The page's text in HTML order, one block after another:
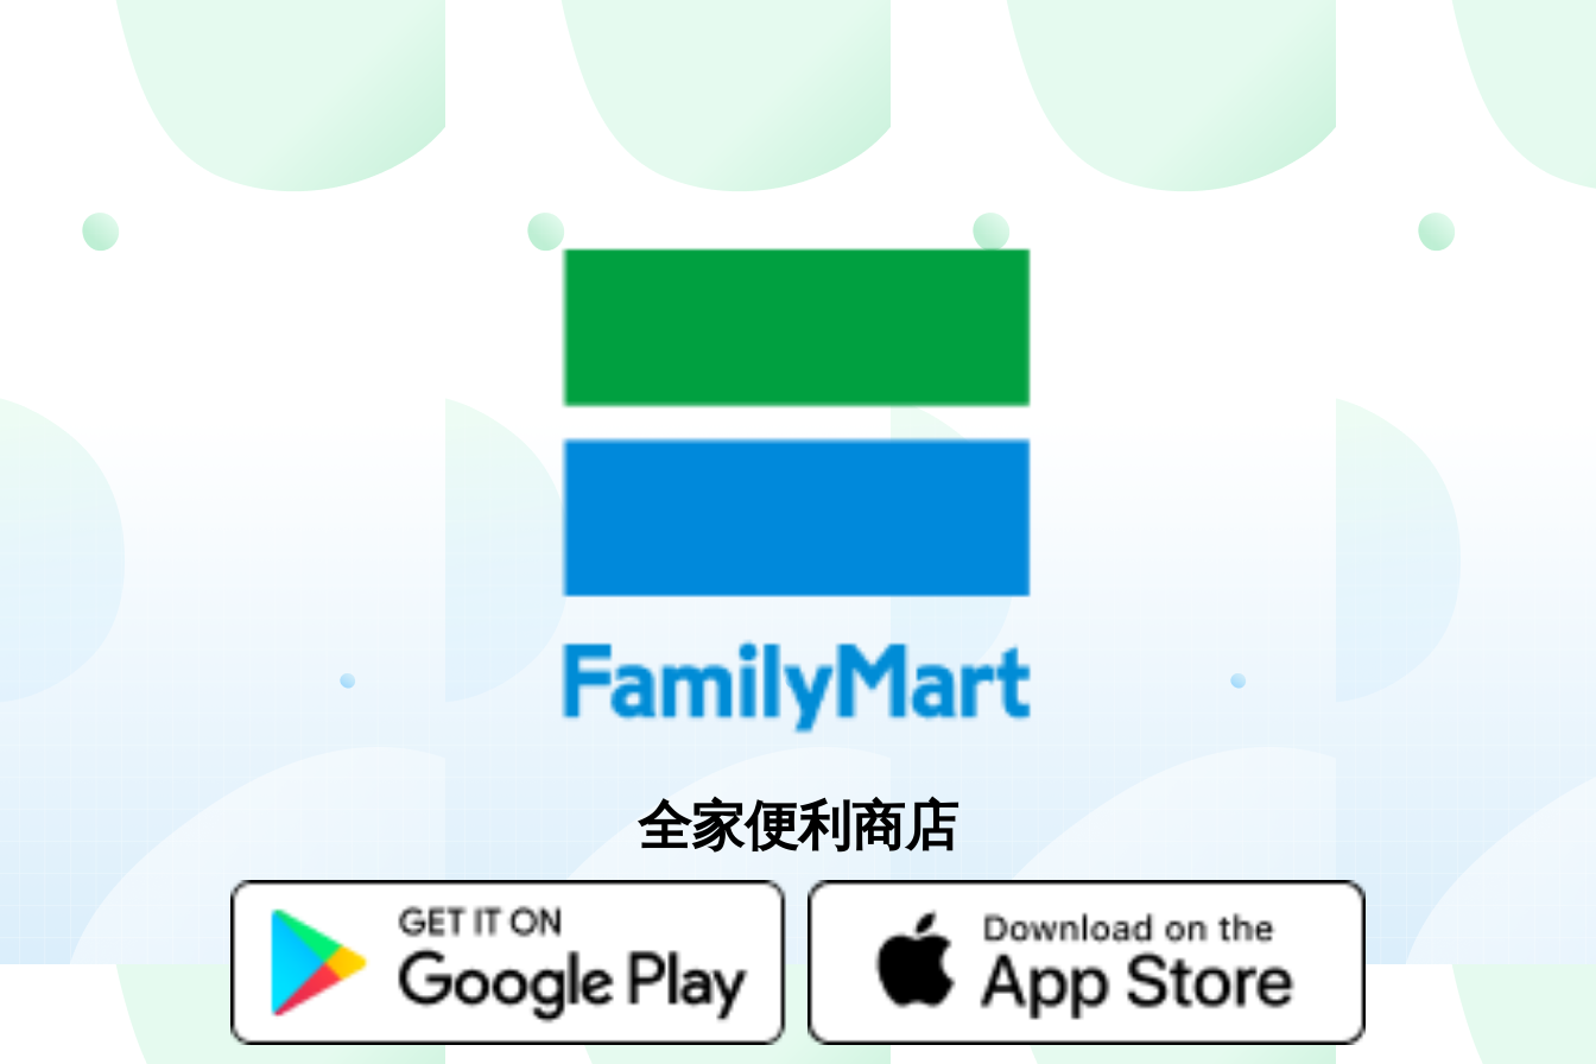
全家便利商店